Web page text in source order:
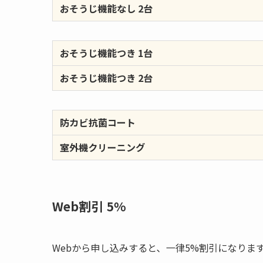
おそうじ機能なし 2台
おそうじ機能つき 1台
おそうじ機能つき 2台
防カビ抗菌コート
室外機クリーニング
Web割引 5%
Webから申し込みすると、一律5%割引になりま